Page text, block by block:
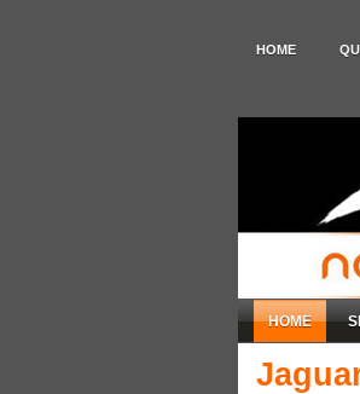
HOME
HOME